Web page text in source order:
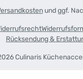
und ggf.
Culinaris
Rücksendung &